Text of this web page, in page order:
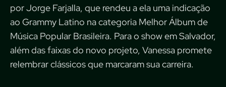
por Jorge Farjalla, que rendeu a ela uma indicação
ao Grammy Latino na categoria Melhor Álbum de
Música Popular Brasileira. Para o show em Salvador,
além das faixas do novo projeto, Vanessa promete
relembrar clássicos que marcaram sua carreira.